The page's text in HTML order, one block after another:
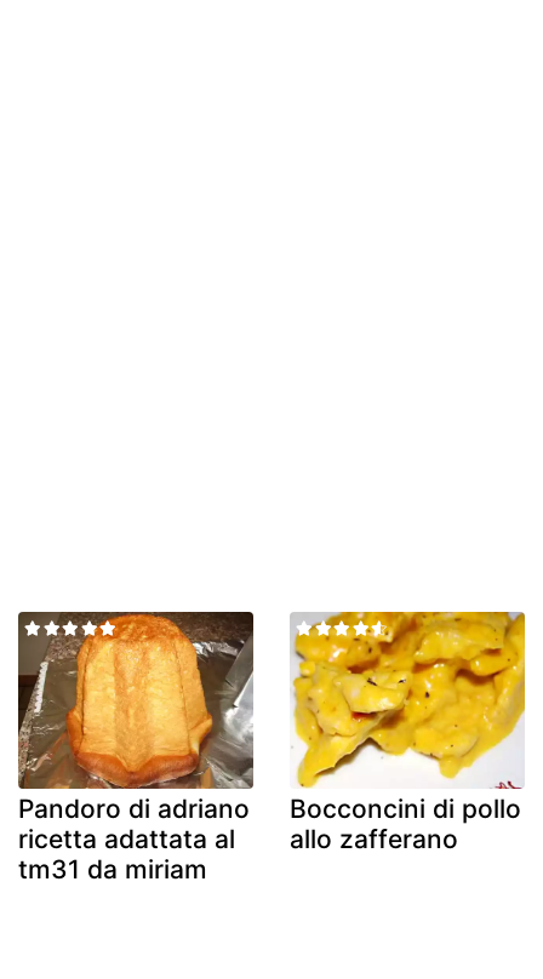
Pandoro di adriano
ricetta adattata al
tm31 da miriam
Bocconcini di pollo
allo zafferano